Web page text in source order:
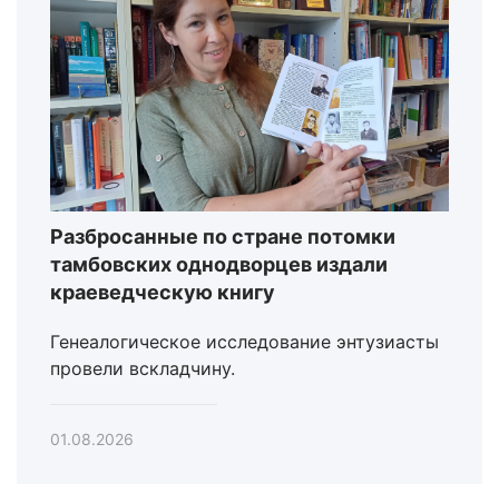
Разбросанные по стране потомки
тамбовских однодворцев издали
краеведческую книгу
Генеалогическое исследование энтузиасты
провели вскладчину.
01.08.2026